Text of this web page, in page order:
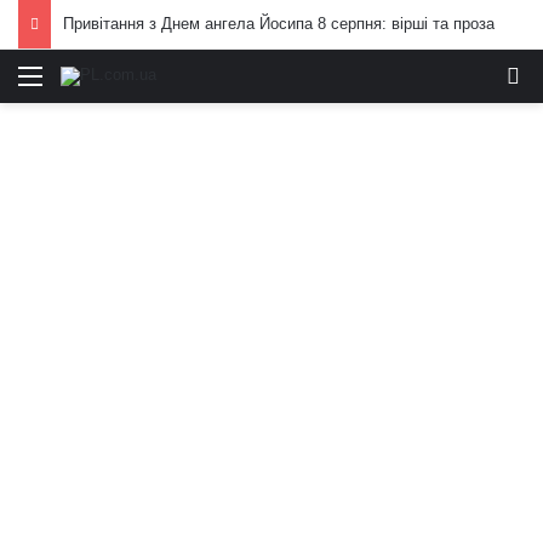
Привітання з Днем ангела Йосипа 8 серпня: вірші та проза
Меню